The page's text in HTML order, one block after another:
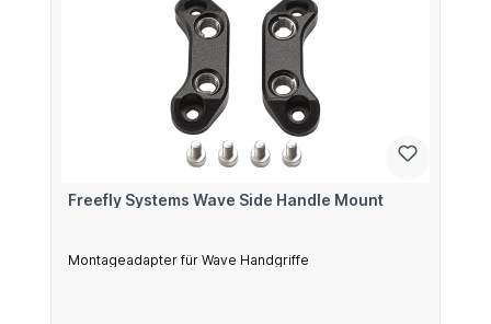
Freefly Systems Wave Side Handle Mount
Montageadapter für Wave Handgriffe